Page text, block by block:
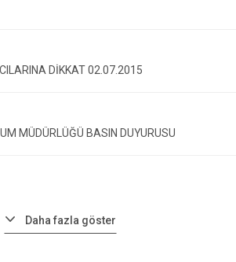
DİKKAT 02.07.2015
MÜDÜRLÜĞÜ BASIN DUYURUSU
Daha fazla göster